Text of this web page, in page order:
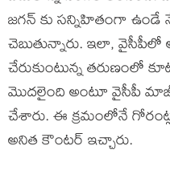
జగన్ కు సన్నిహితంగా ఉండే
చెబుతున్నారు. ఇలా, వైసీపీలో
చేరుకుంటున్న తరుణంలో
మొదలైంది అంటూ వైసీపీ మాజీ
చేశారు. ఈ క్రమంలోనే
అనిత కౌంటర్ ఇచ్చారు.